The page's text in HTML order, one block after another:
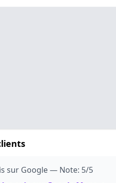
sur Google — Note: 5/5